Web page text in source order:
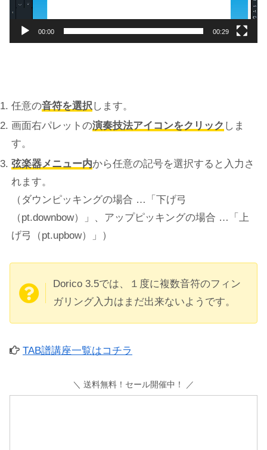
ー
00:00 00:29
任意の音符を選択 します。
画面右パレットの演奏技法アイコンをクリック しま
す。
弦楽器メニュー内から任意の記号を選択すると入力さ
れます。
（ダウンピッキングの場合 …「下げ弓
（pt.downbow）」、アップピッキングの場合 …「上
げ弓（pt.upbow）」）
Dorico 3.5では、１度に複数音符のフィン
ガリング入力はまだ出来ないようです。
TAB譜講座一覧はコチラ
＼ 送料無料！セール開催中！ ／